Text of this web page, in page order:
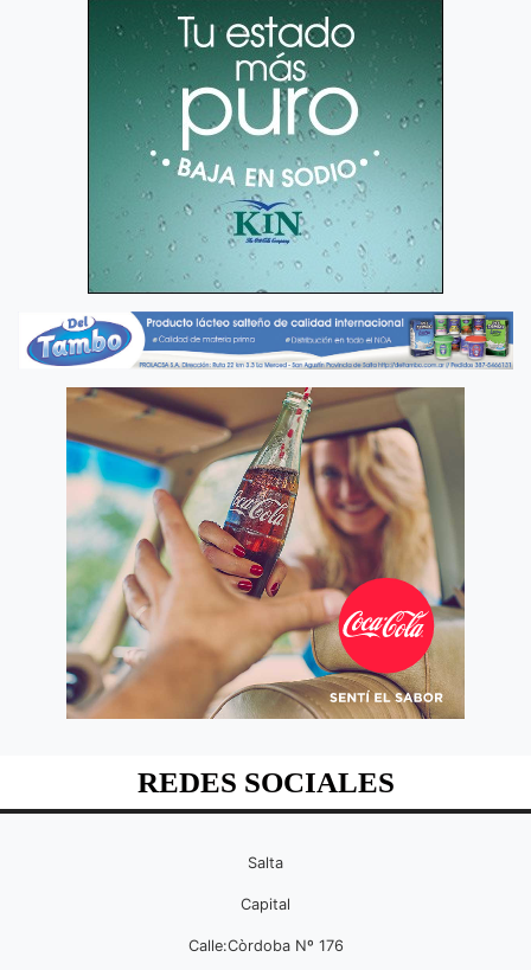
REDES SOCIALES
Salta
Capital
Calle:Còrdoba Nº 176